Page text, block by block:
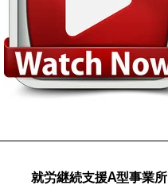
就労継続支援A型事業所